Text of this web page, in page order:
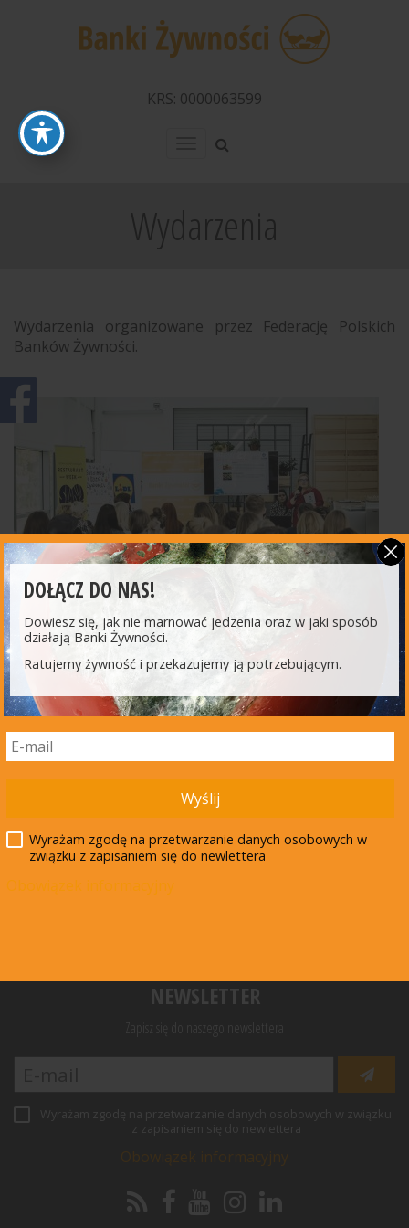
KRS: 0000063599
Menu
Wydarzenia
Wydarzenia organizowane przez Federację Polskich
Banków Żywności.
ŚWIATOWY DZIEŃ ŻYWNOŚCI
Przekaż darowiznę
NEWSLETTER
Zapisz się do naszego newslettera
Wyrażam zgodę na przetwarzanie danych osobowych w związku
z zapisaniem się do newlettera
DOŁĄCZ DO NAS!
Dowiesz się, jak nie marnować jedzenia oraz w jaki sposób
działają Banki Żywności.
Ratujemy żywność i przekazujemy ją potrzebującym.
Wyślij
Wyrażam zgodę na przetwarzanie danych osobowych w
związku z zapisaniem się do newlettera
Obowiązek informacyjny